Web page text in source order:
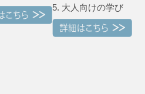
5. 大人向けの学び